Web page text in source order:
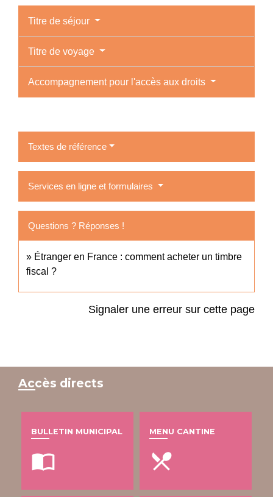
Titre de séjour
Titre de voyage
Accompagnement pour l'accès aux droits
Textes de référence
Services en ligne et formulaires
Questions ? Réponses !
Étranger en France : comment acheter un timbre
fiscal ?
Signaler une erreur sur cette page
Accès directs
BULLETIN MUNICIPAL
import_contacts
MENU CANTINE
local_dining